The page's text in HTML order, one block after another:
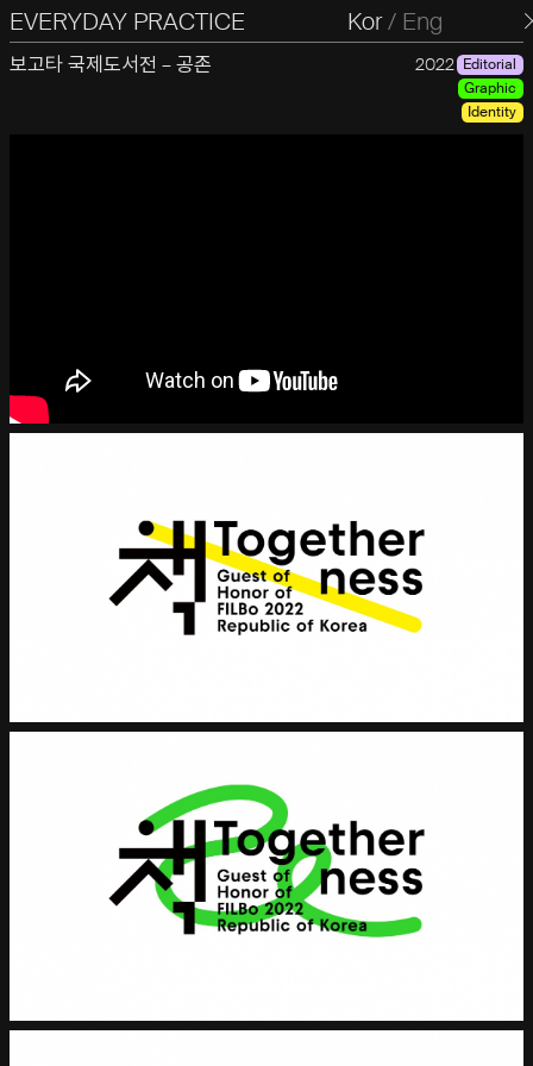
EVERYDAY PRACTICE
일상의실천 Kor/ Eng
보고타 국제도서전 – 공존 2022 Editorial
Graphic
Identity